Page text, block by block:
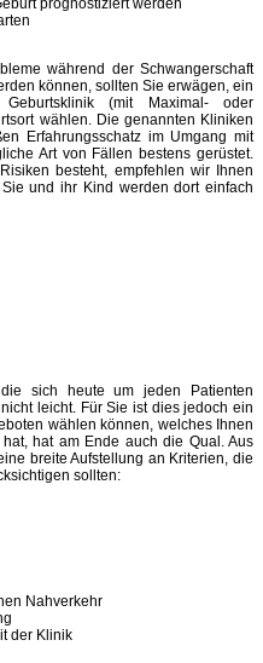
prognostiziert werden
während der Schwangerschaft
können, sollten Sie erwägen, ein
(mit Maximal- oder
wählen. Die genannten Kliniken
Erfahrungsschatz im Umgang mit
Art von Fällen bestens gerüstet.
besteht, empfehlen wir Ihnen
und ihr Kind werden dort einfach
sich heute um jeden Patienten
leicht. Für Sie ist dies jedoch ein
wählen können, welches Ihnen
hat am Ende auch die Qual. Aus
breite Aufstellung an Kriterien, die
sollten:
Nahverkehr
der Klinik